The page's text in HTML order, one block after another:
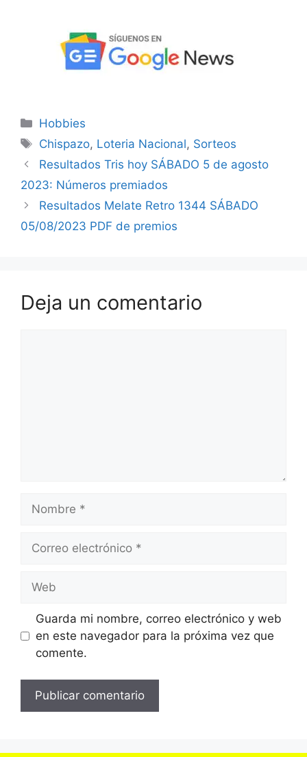
Categorías
Hobbies
Etiquetas
Chispazo, Loteria Nacional, Sorteos
Resultados Tris hoy SÁBADO 5 de agosto
2023: Números premiados
Resultados Melate Retro 1344 SÁBADO
05/08/2023 PDF de premios
Deja un comentario
Nombre
Correo
Web
Guarda mi nombre, correo electrónico y web
en este navegador para la próxima vez que
comente.